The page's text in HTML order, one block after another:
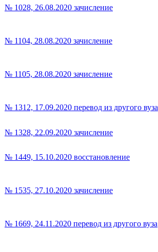
№ 1028, 26.08.2020 зачисление
№ 1104, 28.08.2020 зачисление
№ 1105, 28.08.2020 зачисление
№ 1312, 17.09.2020 перевод из другого вуза
№ 1328, 22.09.2020 зачисление
№ 1449, 15.10.2020 восстановление
№ 1535, 27.10.2020 зачисление
№ 1669, 24.11.2020 перевод из другого вуза